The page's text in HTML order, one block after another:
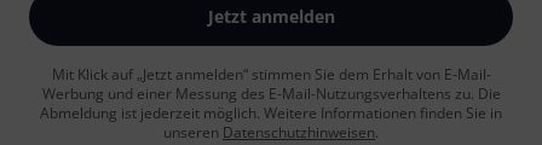
Jetzt anmelden
Mit Klick auf „Jetzt anmelden“ stimmen Sie dem Erhalt von E-Mail-
Werbung und einer Messung des E-Mail-Nutzungsverhaltens zu. Die
Abmeldung ist jederzeit möglich. Weitere Informationen finden Sie in
unseren Datenschutzhinweisen.